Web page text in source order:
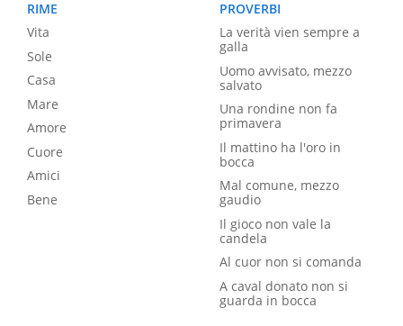
RIME
Vita
Sole
Casa
Mare
Amore
Cuore
Amici
Bene
PROVERBI
La verità vien sempre a
galla
Uomo avvisato, mezzo
salvato
Una rondine non fa
primavera
Il mattino ha l'oro in
bocca
Mal comune, mezzo
gaudio
Il gioco non vale la
candela
Al cuor non si comanda
A caval donato non si
guarda in bocca